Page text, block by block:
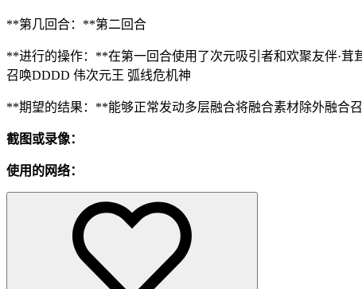
**第几回合：**第二回合
**进行的操作：**在第一回合使用了次元吸引者和欢聚友伴·
召唤DDDD 伟次元王 弧线危机神
**期望的结果：**能够正常发动多层融合将融合素材除外融合
截图或录像：
使用的网络：